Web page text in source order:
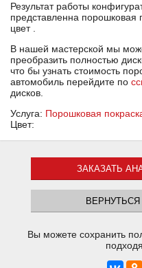
Результат работы
представленна порошковая
цвет .
В нашей мастерской мы
преобразить полностью
что бы узнать стоимость
автомобиль перейдите по
дисков.
Услуга: Порошковая
Цвет:
ЗАКАЗАТЬ
Вы можете сохранить